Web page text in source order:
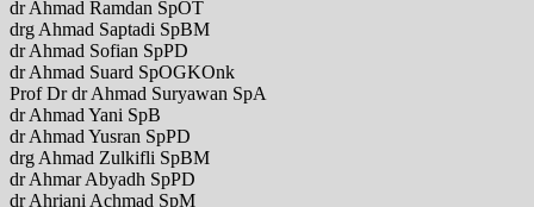
dr Ahmad Ramdan SpOT
drg Ahmad Saptadi SpBM
dr Ahmad Sofian SpPD
dr Ahmad Suard SpOGKOnk
Prof Dr dr Ahmad Suryawan SpA
dr Ahmad Yani SpB
dr Ahmad Yusran SpPD
drg Ahmad Zulkifli SpBM
dr Ahmar Abyadh SpPD
dr Ahriani Achmad SpM